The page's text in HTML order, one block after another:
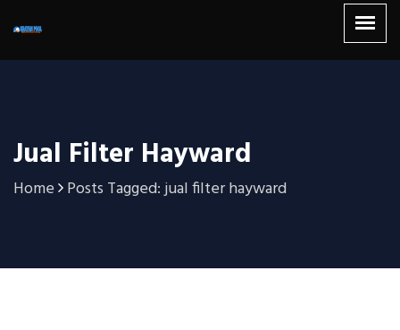
Jual Filter Hayward
Home Posts Tagged: jual filter hayward